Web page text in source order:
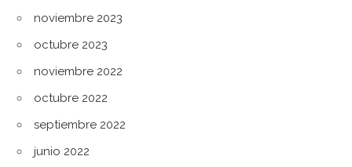
noviembre 2023
octubre 2023
noviembre 2022
octubre 2022
septiembre 2022
junio 2022